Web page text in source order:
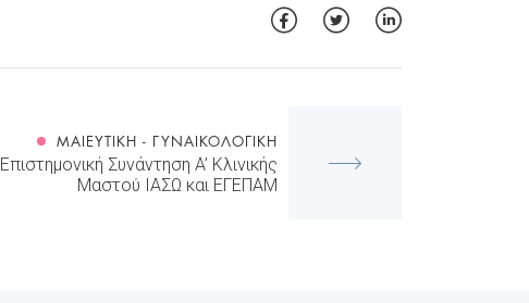
ΜΑΙΕΥΤΙΚΉ - ΓΥΝΑΙΚΟΛΟΓΙΚΉ
Επιστημονική Συνάντηση A’ Κλινικής
Μαστού ΙΑΣΩ και ΕΓΕΠΑΜ